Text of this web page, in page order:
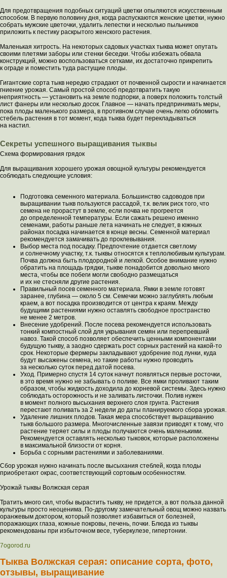
Для предотвращения подобных ситуаций цветки опыляются искусственным
способом. В первую половину дня, когда распускаются женские цветки, нужно
собрать мужские цветочки, удалить лепестки и несколько пыльников
приложить к пестику раскрытого женского растения.
Маленькая хитрость. На некоторых садовых участках тыква может опутать
своими плетями заборы или стенки беседки. Чтобы избежать обвала
конструкций, можно воспользоваться сетками, их достаточно прикрепить
к ограде и поместить туда растущие плоды.
Гигантские сорта тыкв нередко страдают от почвенной сырости и начинается
гниение урожая. Самый простой способ предотвратить такую
неприятность — установить на земле подпорки, а поверх положить толстый
лист фанеры или несколько досок. Главное — начать предпринимать меры,
пока плоды маленького размера, в противном случае очень легко обломить
стебель растения в тот момент, кода тыква будет перекладываться
на настил.
Секреты успешного выращивания тыквы
Схема формирования грядок
Для выращивания хорошего урожая овощной культуры рекомендуется
соблюдать следующие условия:
Подготовка семенного материала. Большинство садоводов при
выращивании тыкв пользуются рассадой, т.к. велик риск того, что
семена не прорастут в земле, если почва не прогреется
до определенной температуры. Если сажать решено именно
семенами, работы раньше лета начинать не следует, в южных
районах посадка начинается в конце весны. Семенной материал
рекомендуется замачивать до проклевывания.
Выбор места под посадку. Предпочтение отдается светлому
и солнечному участку, т.к. тыквы относятся к теплолюбивым культурам.
Почва должна быть плодородной и легкой. Особое внимание нужно
обратить на площадь грядки, тыкве понадобится довольно много
места, чтобы все побеги могли свободно размещаться
и их не стесняли другие растения.
Правильный посев семенного материала. Ямки в земле готовят
заранее, глубина — около 5 см. Семечки можно заглублять любым
краем, а вот посадка производится от центра к краям. Между
будущими растениями нужно оставлять свободное пространство
не менее 2 метров.
Внесение удобрений. После посева рекомендуется использовать
тонкий компостный слой для укрывания семян или перепревший
навоз. Такой способ позволяет обеспечить ценными компонентами
будущую тыкву, а заодно сдержать рост сорных растений на какой-то
срок. Некоторые фермеры закладывают удобрение под лунки, куда
будут высажены семена, но такие работы нужно проводить
за несколько суток перед датой посева.
Уход. Примерно спустя 14 суток начнут появляться первые росточки,
в это время нужно не забывать о поливе. Все ямки проливают таким
образом, чтобы жидкость доходила до корневой системы. Здесь нужно
соблюдать осторожность и не заливать листочки. Полив нужен
в момент полного высыхания верхнего слоя грунта. Растения
перестают поливать за 2 недели до даты планируемого сбора урожая.
Удаление лишних плодов. Такая мера способствует выращиванию
тыкв большого размера. Многочисленные завязи приводят к тому, что
растение теряет силы и плоды получаются очень маленькими.
Рекомендуется оставлять несколько тыковок, которые расположены
в максимальной близости от корня.
Борьба с сорными растениями и заболеваниями.
Сбор урожая нужно начинать после высыхания стеблей, когда плоды
приобретают окрас, соответствующий сортовым особенностям.
Урожай тыквы Волжская серая
Тратить много сил, чтобы вырастить тыкву, не придется, а вот польза данной
культуры просто неоценима. По-другому замечательный овощ можно назвать
оранжевым доктором, который позволяет избавиться от болезней,
поражающих глаза, кожные покровы, печень, почки. Блюда из тыквы
рекомендованы при избыточном весе, туберкулезе, гипертонии.
7ogorod.ru
Тыква Волжская серая: описание сорта, фото,
отзывы, выращивание